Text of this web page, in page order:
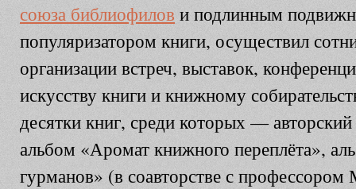
союза библиофилов и подлинным
популяризатором книги, осуществил
организации встреч, выставок,
искусству книги и книжному
десятки книг, среди которых —
альбом «Аромат книжного переплёта»,
гурманов» (в соавторстве с профессором